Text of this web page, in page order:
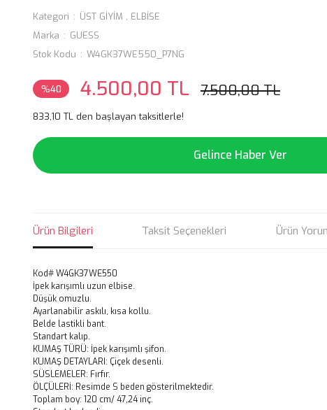
Kategori ÜST GİYİM , ELBİSE
Marka
GUESS
Stok Kodu
W4GK37WE550_P7NG
%40 4.500,00 TL 7.500,00 TL
833,10 TL den başlayan taksitlerle!
Gelince Haber Ver
Ürün Bilgileri Taksit Seçenekleri Ürün
Kod# W4GK37WE550
İpek karışımlı uzun elbise.
Düşük omuzlu.
Ayarlanabilir askılı, kısa kollu.
Belde lastikli bant.
Standart kalıp.
KUMAŞ TÜRÜ: İpek karışımlı şifon.
KUMAŞ DETAYLARI: Çiçek desenli.
SÜSLEMELER: Fırfır.
ÖLÇÜLERİ: Resimde S beden gösterilmektedir.
Toplam boy: 120 cm/ 47,24 inç.